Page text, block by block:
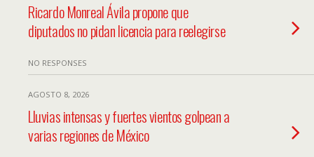
Ricardo Monreal Ávila propone que
diputados no pidan licencia para reelegirse
NO RESPONSES
AGOSTO 8, 2026
Lluvias intensas y fuertes vientos golpean a
varias regiones de México